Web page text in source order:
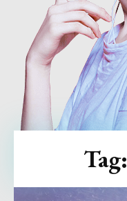
Tag: